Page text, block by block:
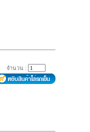
จำนวน :